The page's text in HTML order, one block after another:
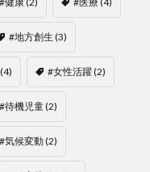
#地方創生 (3)
(4) #女性活躍(2)
#待機児童(2)
#気候変動(2)